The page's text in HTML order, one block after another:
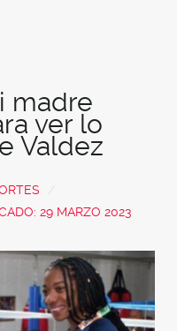
madre
ver lo
Valdez
29 MARZO 2023